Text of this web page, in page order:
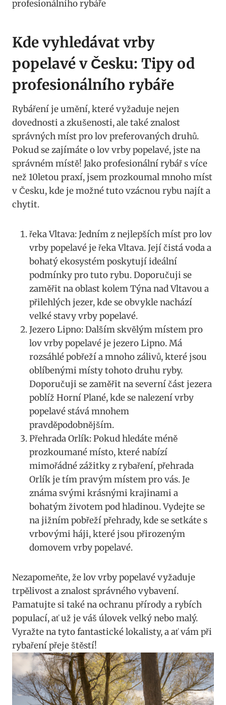
Kde vyhledávat vrby
popelavé ⁣v⁤ Česku: Tipy od
profesionálního ‍rybáře
Rybáření je umění,​ které vyžaduje​ nejen
dovednosti a zkušenosti, ale také znalost
správných míst pro lov ⁢preferovaných‍ druhů.
‍Pokud se zajímáte o lov‍ vrby popelavé, jste na⁤
správném místě! Jako profesionální rybář s více
než 10letou praxí, jsem prozkoumal ‌mnoho ⁣míst
‌v Česku, kde je možné ​tuto vzácnou ​rybu najít a
chytit.
řeka Vltava: Jedním⁤ z nejlepších⁤ míst pro lov
vrby popelavé ‌je řeka Vltava. Její čistá voda ‍a
bohatý ekosystém poskytují⁤ ideální
⁣podmínky pro tuto rybu.‌ Doporučuji se
zaměřit na ​oblast kolem Týna nad Vltavou a
přilehlých jezer, kde se obvykle nachází⁣
velké stavy vrby​ popelavé.
Jezero ⁤Lipno: Dalším skvělým‍ místem pro
lov vrby popelavé je jezero⁤ Lipno. Má
⁤rozsáhlé ​pobřeží a mnoho zálivů, které‌ jsou
oblíbenými ⁤místy tohoto druhu ryby.
Doporučuji se zaměřit na severní část ⁢jezera
‍poblíž Horní Plané, kde‌ se nalezení vrby
popelavé‍ stává‍ mnohem
pravděpodobnějším.
Přehrada Orlík: Pokud hledáte méně‌
prozkoumané⁢ místo, které nabízí
mimořádné zážitky z rybaření, přehrada‌
Orlík je ​tím pravým‍ místem pro vás. Je
známa svými krásnými krajinami⁤ a
bohatým životem⁣ pod hladinou. Vydejte se
na jižním pobřeží přehrady, kde se‌ setkáte s
vrbovými háji, které‌ jsou přirozeným
domovem vrby popelavé.
Nezapomeňte, ​že lov ​vrby popelavé vyžaduje
trpělivost a znalost správného⁤ vybavení.
Pamatujte si také na ochranu přírody ‌a rybích‍
populací, ať už je⁤ váš‌ úlovek velký nebo⁤ malý.
Vyražte na tyto fantastické lokalisty, ⁢a ať⁤ vám⁤ při
rybaření přeje štěstí!